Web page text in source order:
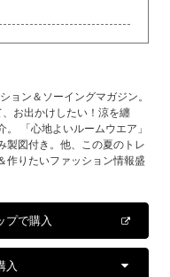
ョン＆ソーイングマガジン。
お出かけしたい！涼を纏
「心地よいルームウエア」
製図付き。他、この夏のトレ
作りたいファッション情報盛
プで購入
入